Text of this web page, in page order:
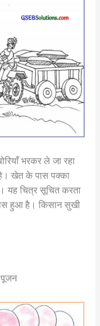
भरकर ले जा रहा
खेत के पास पक्का
यह चित्र सूचित करता
हुआ है। किसान सुखी
पूजन